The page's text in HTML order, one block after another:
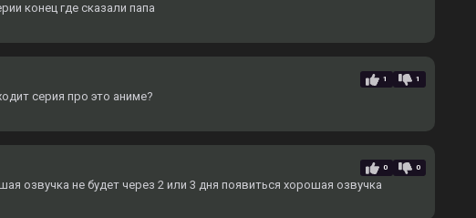
конец где сказали папа
1 1
серия про это аниме?
0 0
озвучка не будет через 2 или 3 дня появиться хорошая озвучка